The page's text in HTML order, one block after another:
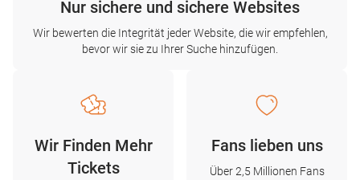
Nur sichere und sichere Websites
Wir bewerten die Integrität jeder Website, die wir empfehlen,
bevor wir sie zu Ihrer Suche hinzufügen.
Wir Finden Mehr
Tickets
Fans lieben uns
Über 2,5 Millionen Fans